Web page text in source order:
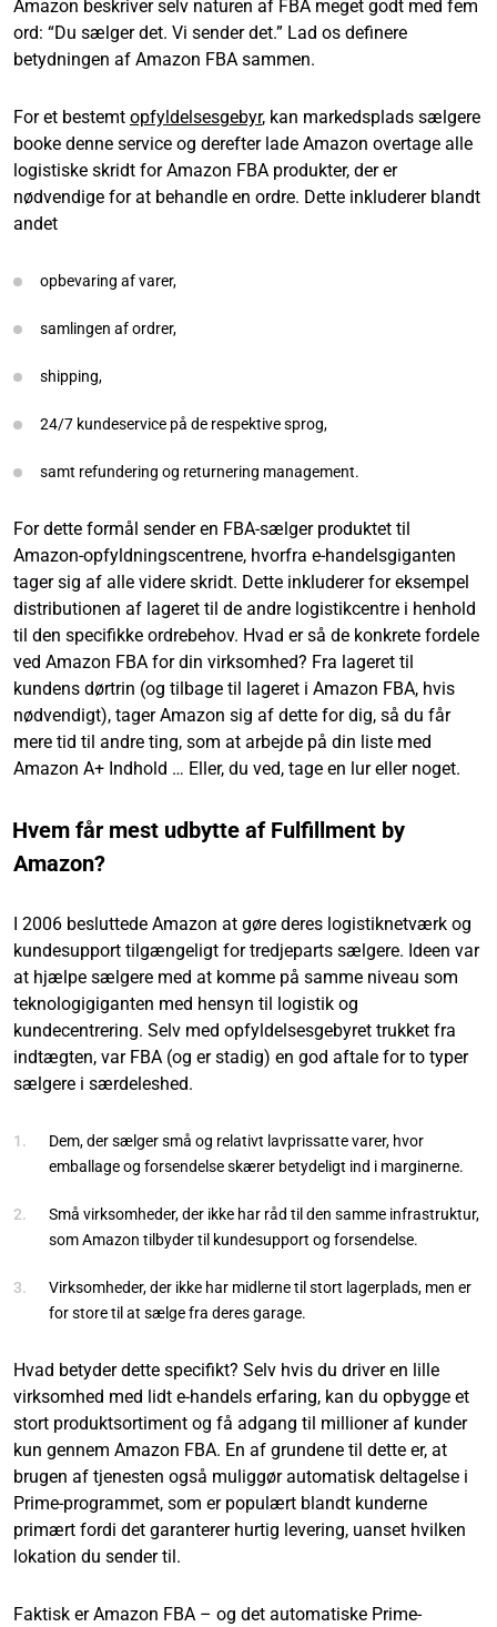
Amazon beskriver selv naturen af FBA meget godt med fem
ord: “Du sælger det. Vi sender det.” Lad os definere
betydningen af Amazon FBA sammen.
For et bestemt opfyldelsesgebyr, kan markedsplads sælgere
booke denne service og derefter lade Amazon overtage alle
logistiske skridt for Amazon FBA produkter, der er
nødvendige for at behandle en ordre. Dette inkluderer blandt
andet
opbevaring af varer,
samlingen af ordrer,
shipping,
24/7 kundeservice på de respektive sprog,
samt refundering og returnering management.
For dette formål sender en FBA-sælger produktet til
Amazon-opfyldningscentrene, hvorfra e-handelsgiganten
tager sig af alle videre skridt. Dette inkluderer for eksempel
distributionen af lageret til de andre logistikcentre i henhold
til den specifikke ordrebehov. Hvad er så de konkrete fordele
ved Amazon FBA for din virksomhed? Fra lageret til
kundens dørtrin (og tilbage til lageret i Amazon FBA, hvis
nødvendigt), tager Amazon sig af dette for dig, så du får
mere tid til andre ting, som at arbejde på din liste med
Amazon A+ Indhold … Eller, du ved, tage en lur eller noget.
Hvem får mest udbytte af Fulfillment by
Amazon?
I 2006 besluttede Amazon at gøre deres logistiknetværk og
kundesupport tilgængeligt for tredjeparts sælgere. Ideen var
at hjælpe sælgere med at komme på samme niveau som
teknologigiganten med hensyn til logistik og
kundecentrering. Selv med opfyldelsesgebyret trukket fra
indtægten, var FBA (og er stadig) en god aftale for to typer
sælgere i særdeleshed.
Dem, der sælger små og relativt lavprissatte varer, hvor
emballage og forsendelse skærer betydeligt ind i marginerne.
Små virksomheder, der ikke har råd til den samme infrastruktur,
som Amazon tilbyder til kundesupport og forsendelse.
Virksomheder, der ikke har midlerne til stort lagerplads, men er
for store til at sælge fra deres garage.
Hvad betyder dette specifikt? Selv hvis du driver en lille
virksomhed med lidt e-handels erfaring, kan du opbygge et
stort produktsortiment og få adgang til millioner af kunder
kun gennem Amazon FBA. En af grundene til dette er, at
brugen af tjenesten også muliggør automatisk deltagelse i
Prime-programmet, som er populært blandt kunderne
primært fordi det garanterer hurtig levering, uanset hvilken
lokation du sender til.
Faktisk er Amazon FBA – og det automatiske Prime-